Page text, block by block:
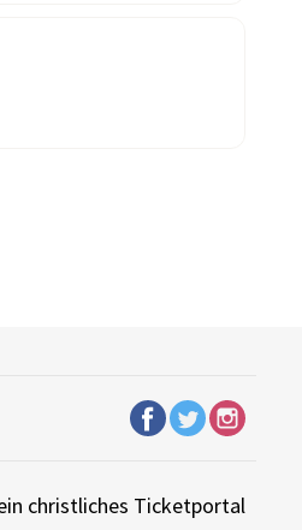
christliches Ticketportal